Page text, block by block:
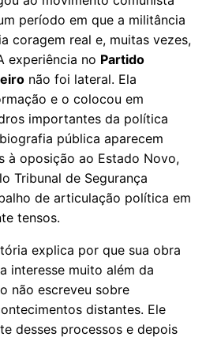
período em que a militância
coragem real e, muitas vezes,
experiência no Partido
não foi lateral. Ela
e o colocou em
importantes da política
pública aparecem
à oposição ao Estado Novo,
Tribunal de Segurança
de articulação política em
tensos.
explica por que sua obra
interesse muito além da
não escreveu sobre
distantes. Ele
desses processos e depois